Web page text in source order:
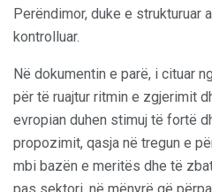
Perëndimor, duke e strukturuar
kontrolluar.
Në dokumentin e parë, i cituar
për të ruajtur ritmin e zgjerimit
evropian duhen stimuj të fortë
propozimit, qasja në tregun e
mbi bazën e meritës dhe të
pas sektori, në mënyrë që